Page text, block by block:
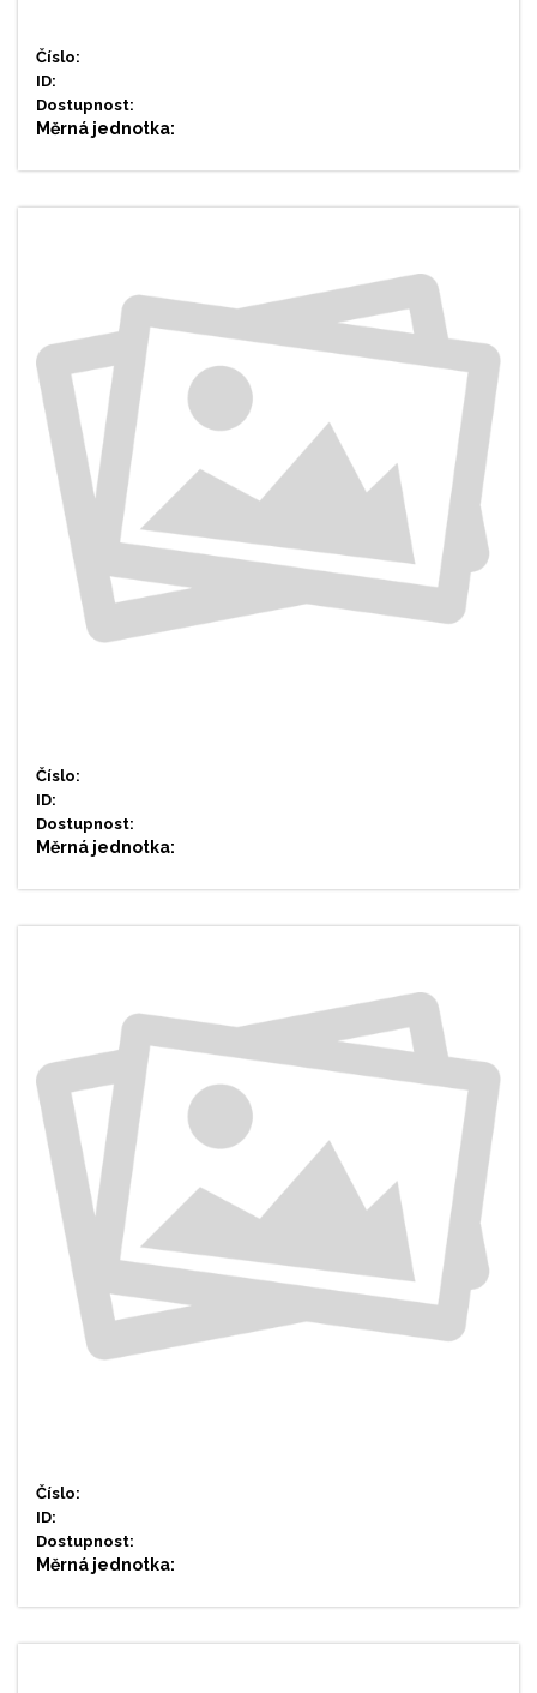
Číslo:
ID:
Dostupnost:
Měrná jednotka:
Číslo:
ID:
Dostupnost:
Měrná jednotka:
Číslo:
ID:
Dostupnost:
Měrná jednotka: